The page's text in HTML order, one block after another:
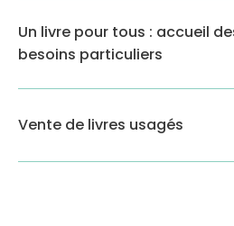
Un livre pour tous : accueil
besoins particuliers
Vente de livres usagés